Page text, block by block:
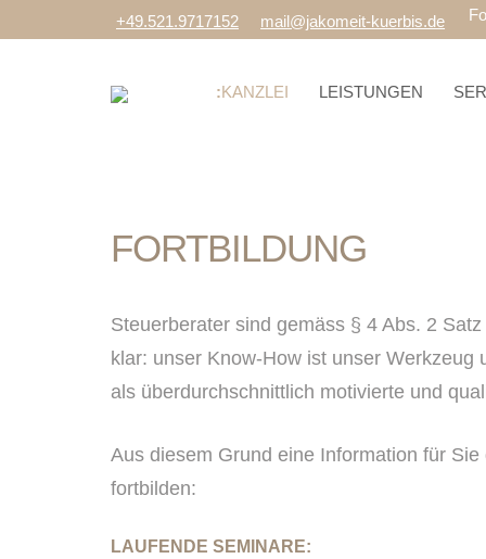
+49.521.9717152 mail@jakomeit-kuerbis.de
KANZLEI LEISTUNGEN
FORTBILDUNG
Steuerberater sind gemäss § 4 Abs. 2
klar: unser Know-How ist unser
als überdurchschnittlich motivierte und
Aus diesem Grund eine Information für
fortbilden:
LAUFENDE SEMINARE: